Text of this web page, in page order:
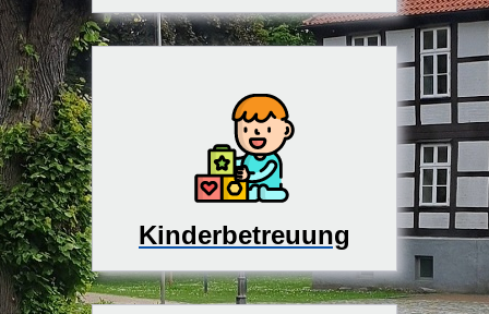
Kinderbetreuung